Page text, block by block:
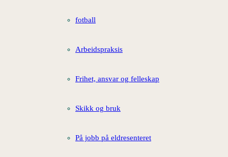
fotball
Arbeidspraksis
Frihet, ansvar og felleskap
Skikk og bruk
På jobb på eldresenteret